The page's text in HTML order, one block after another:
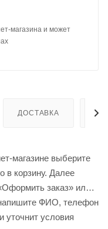
магазина и может
ДОСТАВКА
магазине выберите
в корзину. Далее
заказ» или
ФИО, телефон
уточнит условия